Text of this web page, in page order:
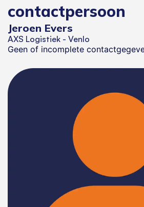
contactpersoon
Jeroen Evers
AXS Logistiek - Venlo
Geen of incomplete